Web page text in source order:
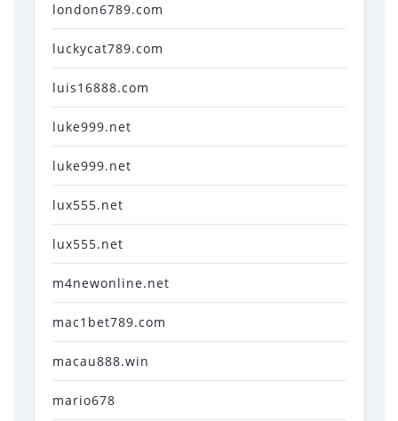
london6789.com
luckycat789.com
luis16888.com
luke999.net
luke999.net
lux555.net
lux555.net
m4newonline.net
mac1bet789.com
macau888.win
mario678